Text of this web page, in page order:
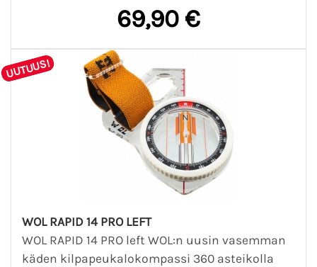
69,90 €
UUTUUS!
WOL RAPID 14 PRO LEFT
WOL RAPID 14 PRO left WOL:n uusin vasemman
käden kilpapeukalokompassi 360 asteikolla